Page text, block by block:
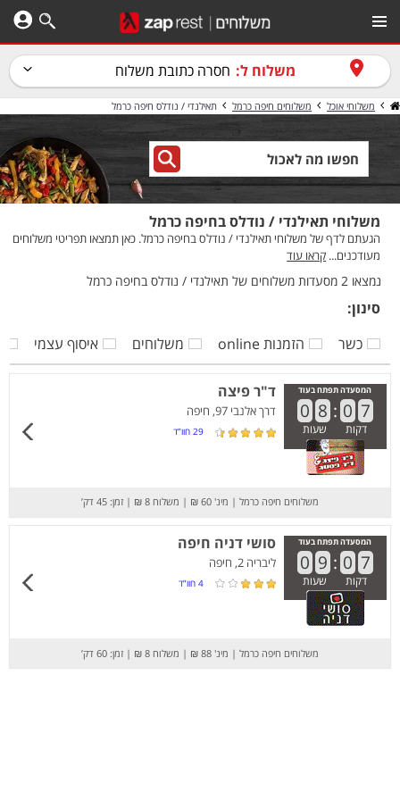
משלוח ל: חסרה כתובת משלוח
משלוחי אוכל משלוחים חיפה כרמל תאילנדי / נודלס חיפה כרמל
משלוחי תאילנדי / נודלס בחיפה כרמל
הגעתם לדף של משלוחי תאילנדי / נודלס בחיפה כרמל. כאן תמצאו תפריטי משלוחים
מעודכנים... קראו עוד
נמצאו 2 מסעדות משלוחים של תאילנדי / נודלס בחיפה כרמל
סינון:
כשר
הזמנות online משלוחים איסוף עצמי
המסעדה תפתח בעוד
0 8 : 0 7
דקות שעות
ד"ר פיצה
דרך אלנבי 97, חיפה
29 חוו”ד
משלוחים חיפה כרמל | מינ' 60 ₪ | משלוח 8 ₪ | זמן: 45 דק’
המסעדה תפתח בעוד
0 9 : 0 7
דקות שעות
סושי דניה חיפה
ליבריה 2, חיפה
4 חוו”ד
משלוחים חיפה כרמל | מינ' 88 ₪ | משלוח 8 ₪ | זמן: 60 דק’